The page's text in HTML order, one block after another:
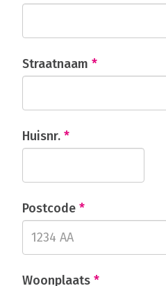
Straatnaam *
Huisnr. *
Postcode *
Woonplaats *